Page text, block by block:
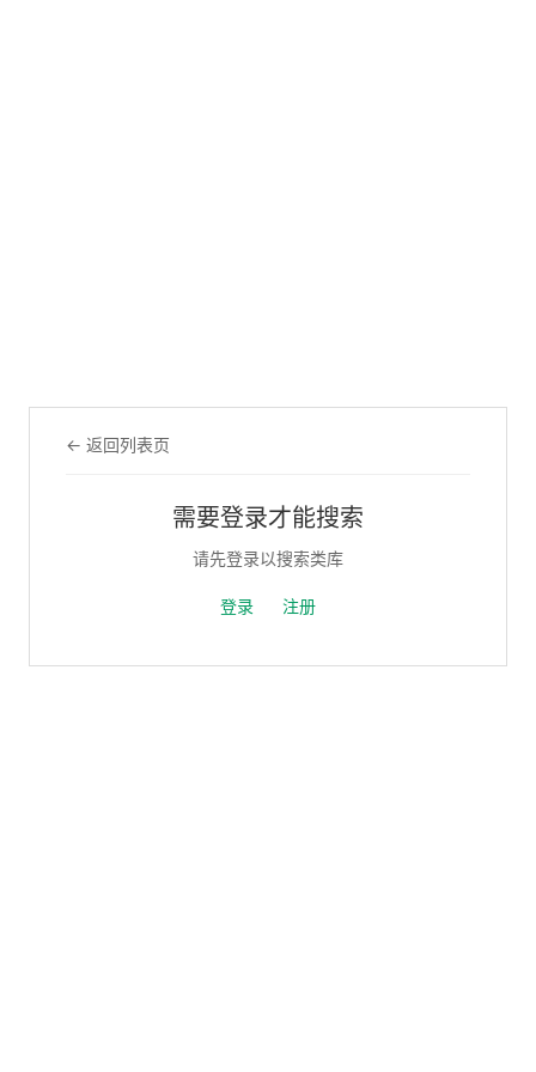
← 返回列表页
需要登录才能搜索
请先登录以搜索类库
登录 注册